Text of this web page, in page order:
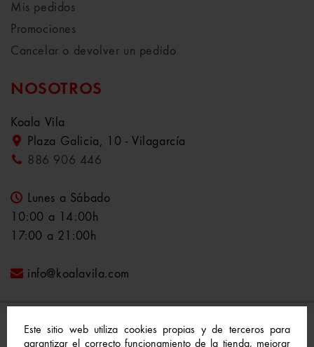
Este sitio web utiliza cookies propias y de terceros para
garantizar el correcto funcionamiento de la tienda, mejorar
Mis pedidos
Promociones
Cancelar o devolver un pedido
NOSOTROS
Koala Vila
Plaza Galicia, 10 - Vilagarcía
886 906 446
Lunes a Sábado
10:00 a 14:00h
17:00 a 21:00h
info@koalavila.com